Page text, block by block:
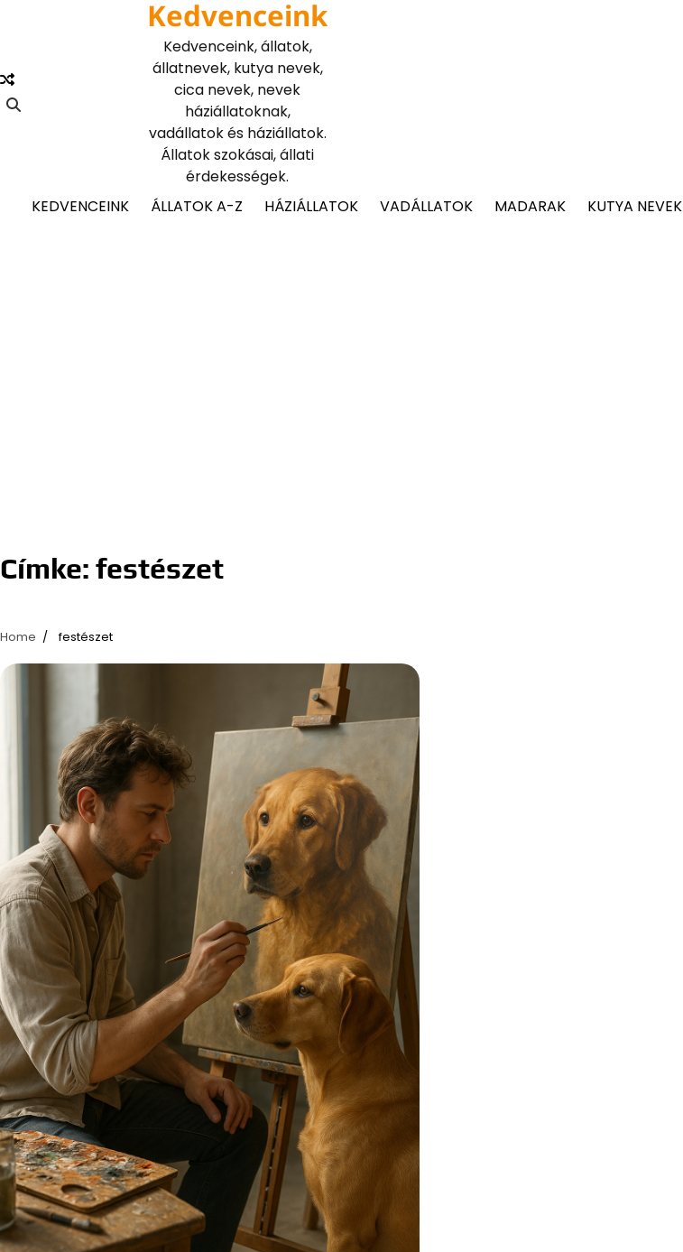
Kedvenceink
Kedvenceink, állatok,
állatnevek, kutya nevek,
cica nevek, nevek
háziállatoknak,
vadállatok és háziállatok.
Állatok szokásai, állati
érdekességek.
KEDVENCEINK
ÁLLATOK A-Z HÁZIÁLLATOK VADÁLLATOK MADARAK KUTYA NEVEK
Címke: festészet
Home festészet